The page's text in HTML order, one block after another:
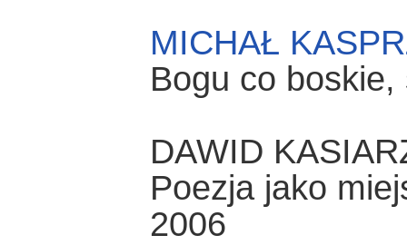
MICHAŁ
Bogu co
DAWID
Poezja jako
2006